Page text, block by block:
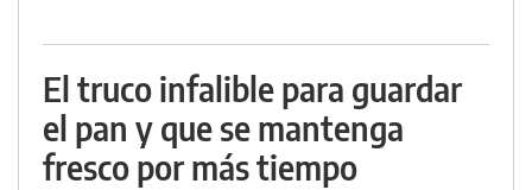
El truco infalible para guardar
el pan y que se mantenga
fresco por más tiempo